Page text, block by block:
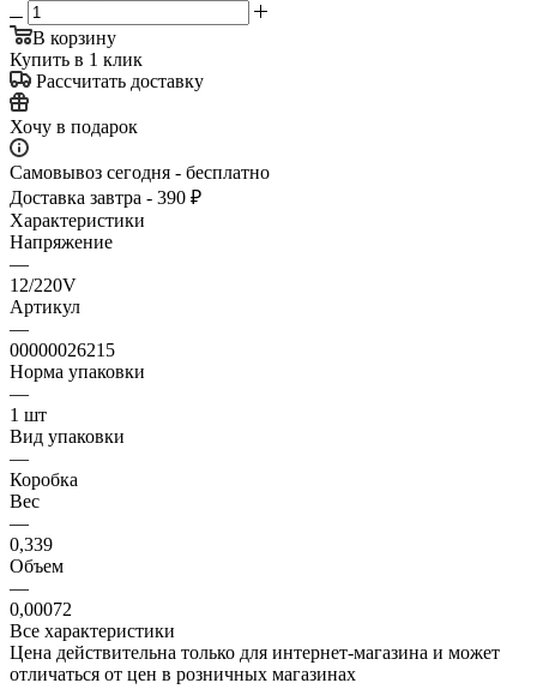
В корзину
Купить в 1 клик
Рассчитать доставку
Хочу в подарок
Самовывоз сегодня - бесплатно
Доставка завтра - 390 ₽
Характеристики
Напряжение
—
12/220V
Артикул
—
00000026215
Норма упаковки
—
1 шт
Вид упаковки
—
Коробка
Вес
—
0,339
Объем
—
0,00072
Все характеристики
Цена действительна только для интернет-магазина и может
отличаться от цен в розничных магазинах